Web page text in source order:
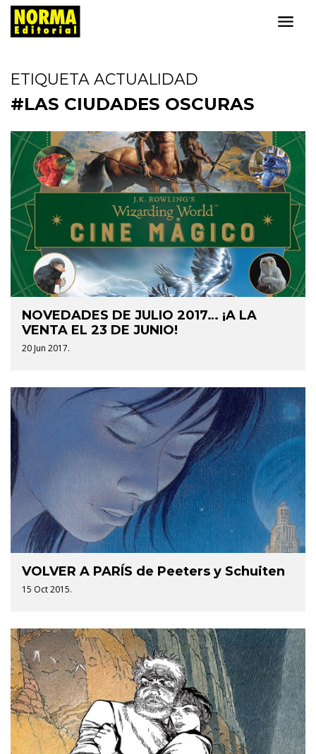
ETIQUETA ACTUALIDAD
#LAS CIUDADES OSCURAS
NOVEDADES DE JULIO 2017… ¡A LA
VENTA EL 23 DE JUNIO!
20 Jun 2017.
VOLVER A PARÍS de Peeters y Schuiten
15 Oct 2015.